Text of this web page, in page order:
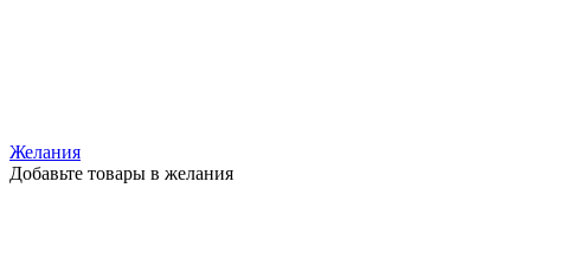
Желания
Добавьте товары в желания